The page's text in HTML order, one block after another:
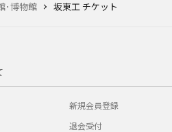
･博物館 坂東工 チケット
新規会員登録
退会受付